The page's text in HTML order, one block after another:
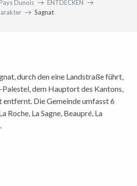
Dunois
ENTDECKEN
Sagnat
durch den eine Landstraße führt,
dem Hauptort des Kantons,
entfernt. Die Gemeinde umfasst 6
Roche, La Sagne, Beaupré, La
.